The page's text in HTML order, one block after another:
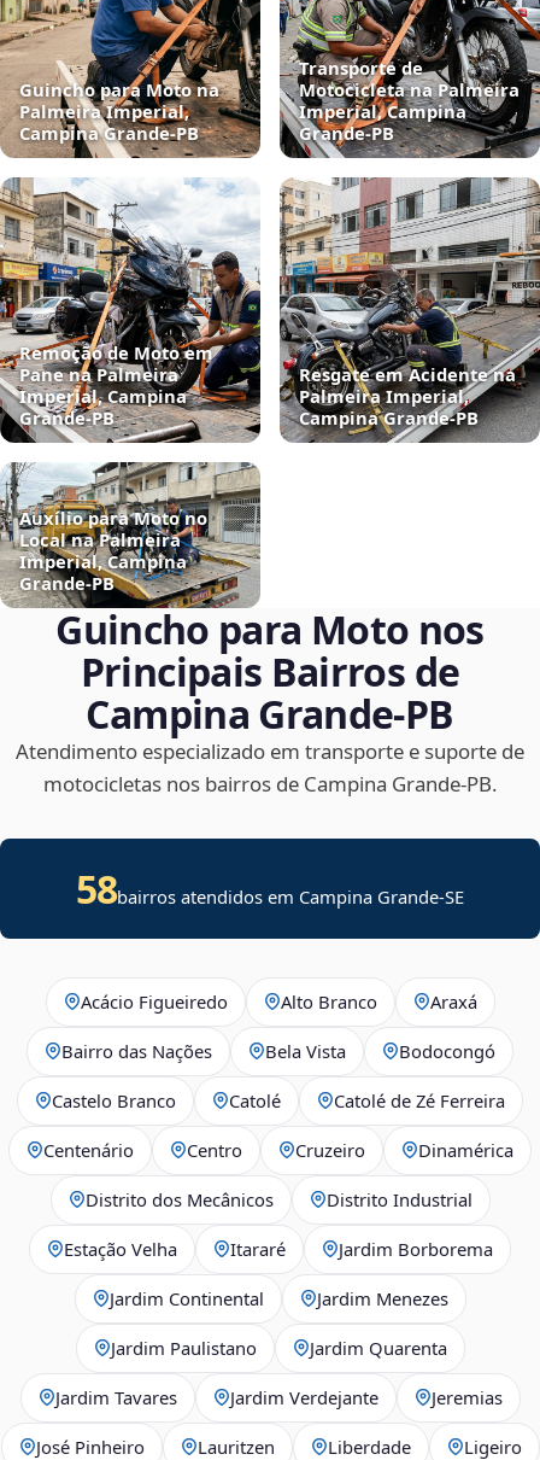
Guincho para Moto na
Palmeira Imperial,
Campina Grande‑PB
Transporte de
Motocicleta na Palmeira
Imperial, Campina
Grande‑PB
Remoção de Moto em
Pane na Palmeira
Imperial, Campina
Grande‑PB
Resgate em Acidente na
Palmeira Imperial,
Campina Grande‑PB
Auxílio para Moto no
Local na Palmeira
Imperial, Campina
Grande‑PB
Guincho para Moto nos
Principais Bairros de
Campina Grande‑PB
Atendimento especializado em transporte e suporte de
motocicletas nos bairros de Campina Grande‑PB.
58bairros atendidos em Campina Grande-SE
Acácio Figueiredo Alto Branco Araxá
Bairro das Nações Bela Vista Bodocongó
Castelo Branco Catolé Catolé de Zé Ferreira
Centenário Centro Cruzeiro Dinamérica
Distrito dos Mecânicos Distrito Industrial
Estação Velha Itararé Jardim Borborema
Jardim Continental Jardim Menezes
Jardim Paulistano Jardim Quarenta
Jardim Tavares Jardim Verdejante Jeremias
José Pinheiro Lauritzen Liberdade Ligeiro